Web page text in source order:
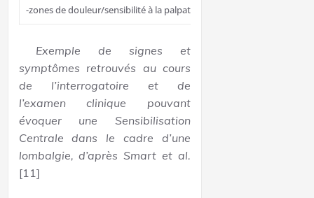
-zones de douleur/sensibilité à la palpation étendues et non
Exemple de signes et
symptômes retrouvés au cours
de l’interrogatoire et de
l’examen clinique pouvant
évoquer une Sensibilisation
Centrale dans le cadre d’une
lombalgie, d’après Smart et al.
[11]